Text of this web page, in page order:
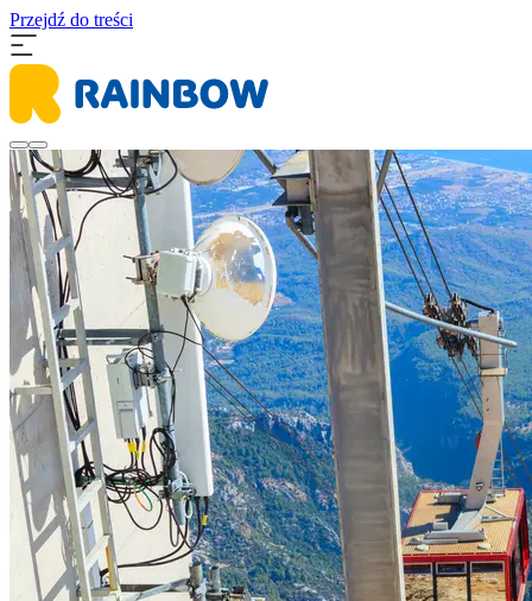
Przejdź do treści